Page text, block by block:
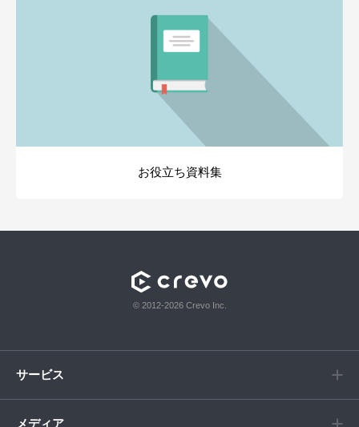
お役立ち資料集
© 2012-2026 Crevo Inc.
サービス
メディア